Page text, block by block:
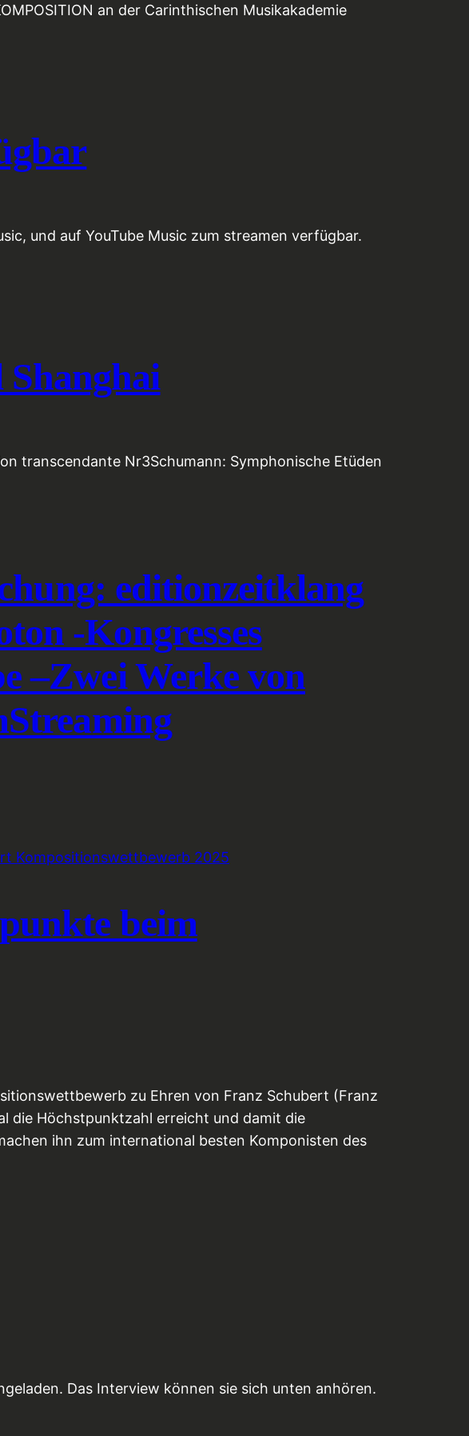
an der Carinthischen Musikakademie
und auf YouTube Music zum streamen verfügbar.
transcendante Nr3Schumann: Symphonische Etüden
editionzeitklang
-Kongresses
–Zwei Werke von
beim
zu Ehren von Franz Schubert (Franz
die Höchstpunktzahl erreicht und damit die
ihn zum international besten Komponisten des
Das Interview können sie sich unten anhören.